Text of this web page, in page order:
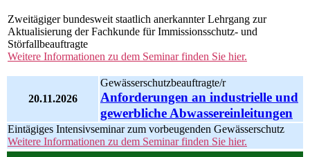
Zweitägiger bundesweit staatlich anerkannter Lehrgang zur
Aktualisierung der Fachkunde für Immissionsschutz- und
Störfallbeauftragte
Weitere Informationen zu dem Seminar finden Sie hier.
20.11.2026
Gewässerschutzbeauftragte/r
Anforderungen an industrielle und
gewerbliche Abwassereinleitungen
Eintägiges Intensivseminar zum vorbeugenden Gewässerschutz
Weitere Informationen zu dem Seminar finden Sie hier.